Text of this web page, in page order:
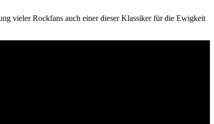
vieler Rockfans auch einer dieser Klassiker für die Ewigkeit